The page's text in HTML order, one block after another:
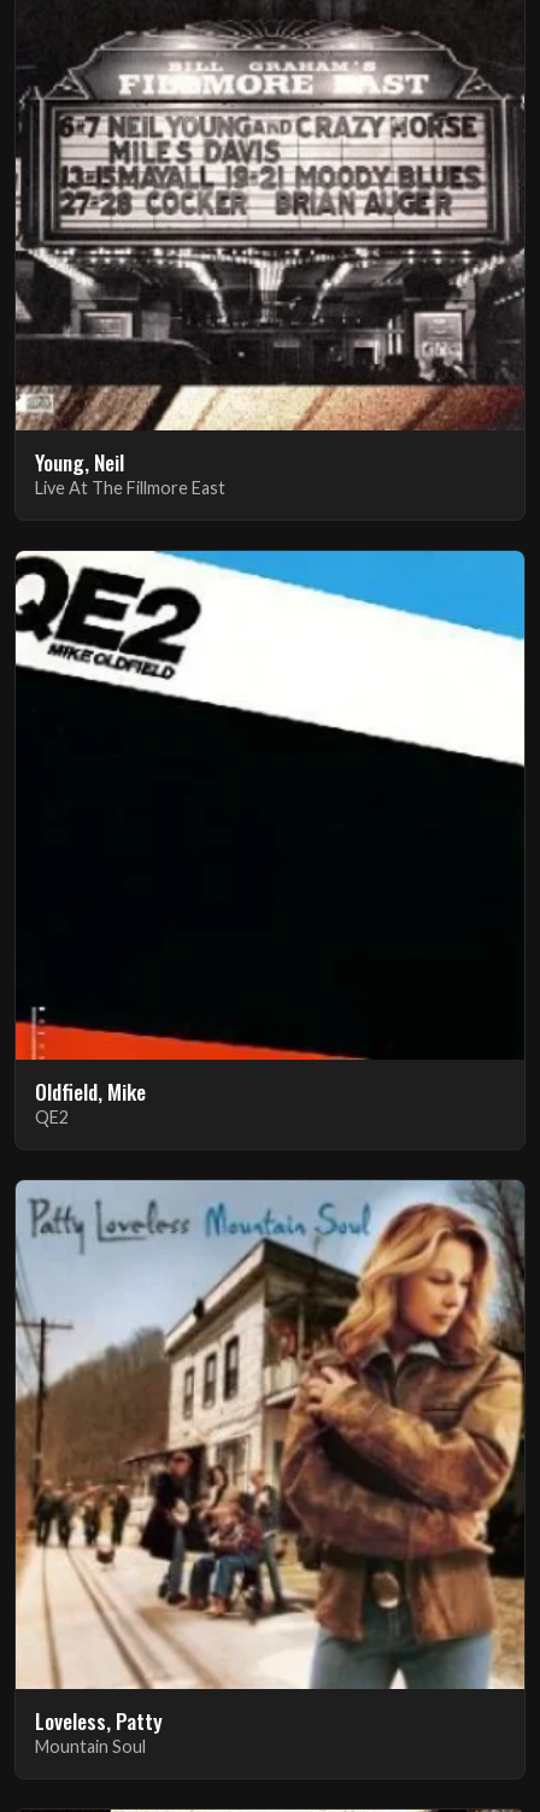
Young, Neil
Live At The Fillmore East
Oldfield, Mike
QE2
Loveless, Patty
Mountain Soul